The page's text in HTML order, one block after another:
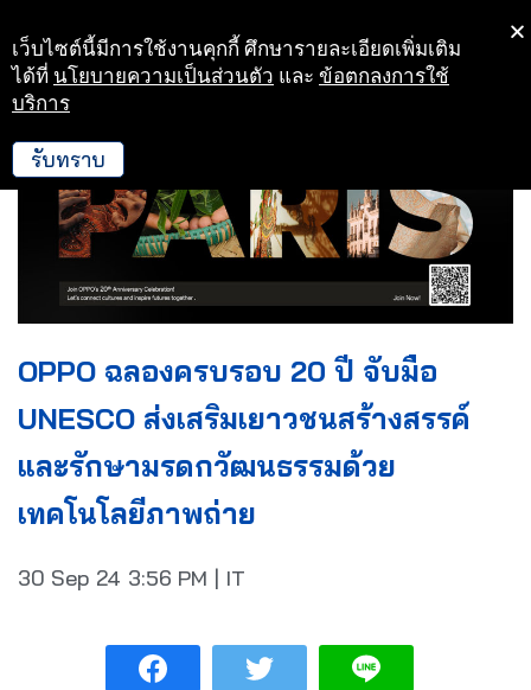
Skip
to
OPPO ฉลองครบรอบ 20 ปี จับมือ
UNESCO ส่งเสริมเยาวชนสร้างสรรค์
และรักษามรดกวัฒนธรรมด้วย
เทคโนโลยีภาพถ่าย
30 Sep 24 3:56 PM | IT
เว็บไซต์นี้มีการใช้งานคุกกี้ ศึกษารายละเอียดเพิ่มเติม
ได้ที่ นโยบายความเป็นส่วนตัว และ ข้อตกลงการใช้
บริการ
รับทราบ